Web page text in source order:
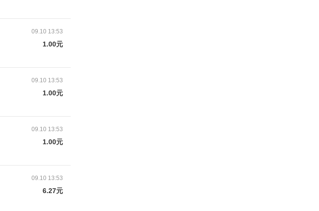
09.10 13:53
1.00元
09.10 13:53
1.00元
09.10 13:53
1.00元
09.10 13:53
6.27元